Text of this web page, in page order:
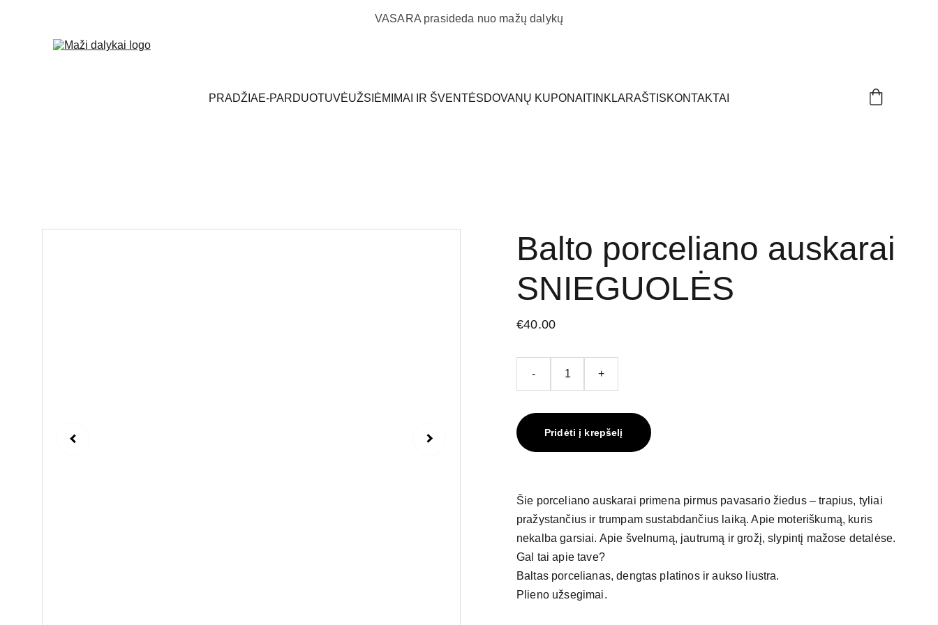
VASARA prasideda nuo mažų dalykų
PRADŽIAE-PARDUOTUVĖUŽSIĖMIMAI IR ŠVENTĖSDOVANŲ KUPONAI TINKLARAŠTISKONTAKTAI
Balto porceliano auskarai
SNIEGUOLĖS
€40.00
- +
Pridėti į krepšelį
Šie porceliano auskarai primena pirmus pavasario žiedus – trapius, tyliai
pražystančius ir trumpam sustabdančius laiką. Apie moteriškumą, kuris
nekalba garsiai. Apie švelnumą, jautrumą ir grožį, slypintį mažose detalėse.
Gal tai apie tave?
Baltas porcelianas, dengtas platinos ir aukso liustra.
Plieno užsegimai.